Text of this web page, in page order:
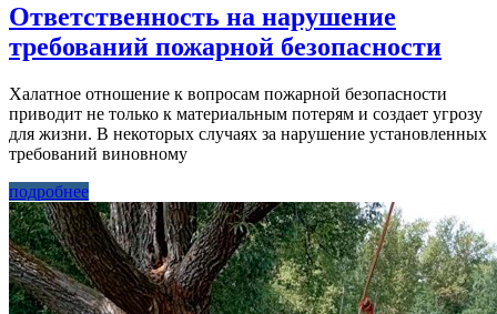
Ответственность на нарушение
требований пожарной безопасности
Халатное отношение к вопросам пожарной безопасности
приводит не только к материальным потерям и создает угрозу
для жизни. В некоторых случаях за нарушение установленных
требований виновному
подробнее